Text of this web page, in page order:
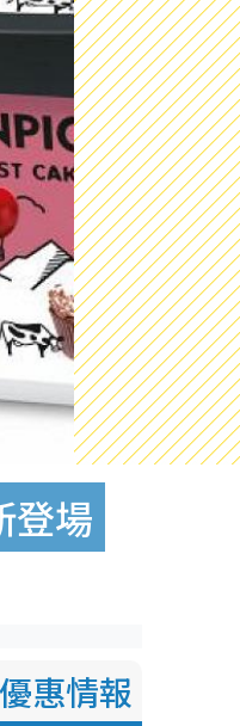
登場
惠情報